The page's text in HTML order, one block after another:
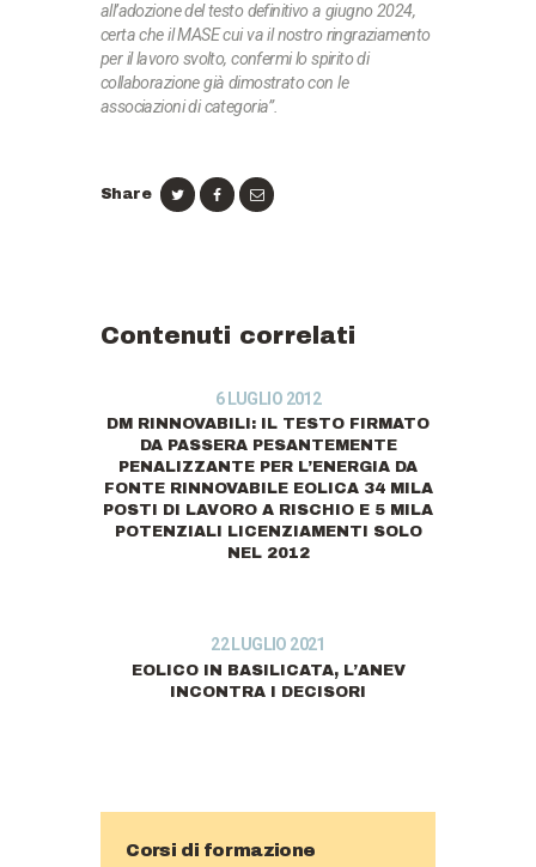
all’adozione del testo definitivo a giugno 2024,
certa che il MASE cui va il nostro ringraziamento
per il lavoro svolto, confermi lo spirito di
collaborazione già dimostrato con le
associazioni di categoria”.
Share
Contenuti correlati
6 LUGLIO 2012
DM RINNOVABILI: IL TESTO FIRMATO
DA PASSERA PESANTEMENTE
PENALIZZANTE PER L’ENERGIA DA
FONTE RINNOVABILE EOLICA 34 MILA
POSTI DI LAVORO A RISCHIO E 5 MILA
POTENZIALI LICENZIAMENTI SOLO
NEL 2012
22 LUGLIO 2021
EOLICO IN BASILICATA, L’ANEV
INCONTRA I DECISORI
Corsi di formazione